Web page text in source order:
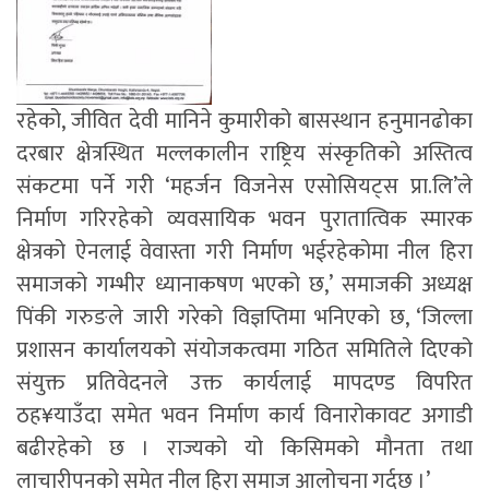
रहेको, जीवित देवी मानिने कुमारीको बासस्थान हनुमानढोका
दरबार क्षेत्रस्थित मल्लकालीन राष्ट्रिय संस्कृतिको अस्तित्व
संकटमा पर्ने गरी ‘महर्जन विजनेस एसोसियट्स प्रा.लि’ले
निर्माण गरिरहेको व्यवसायिक भवन पुरातात्विक स्मारक
क्षेत्रको ऐनलाई वेवास्ता गरी निर्माण भईरहेकोमा नील हिरा
समाजको गम्भीर ध्यानाकषण भएको छ,’ समाजकी अध्यक्ष
पिंकी गरुङले जारी गरेको विज्ञप्तिमा भनिएको छ, ‘जिल्ला
प्रशासन कार्यालयको संयोजकत्वमा गठित समितिले दिएको
संयुक्त प्रतिवेदनले उक्त कार्यलाई मापदण्ड विपरित
ठह¥याउँदा समेत भवन निर्माण कार्य विनारोकावट अगाडी
बढीरहेको छ । राज्यको यो किसिमको मौनता तथा
लाचारीपनको समेत नील हिरा समाज आलोचना गर्दछ ।’